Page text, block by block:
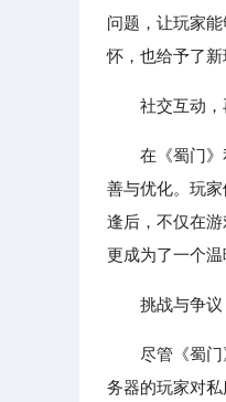
问题，让玩家
怀，也给予了新
社交互动
在《蜀门
善与优化。玩
逢后，不仅在
更成为了一个温
挑战与争
尽管《蜀
务器的玩家对